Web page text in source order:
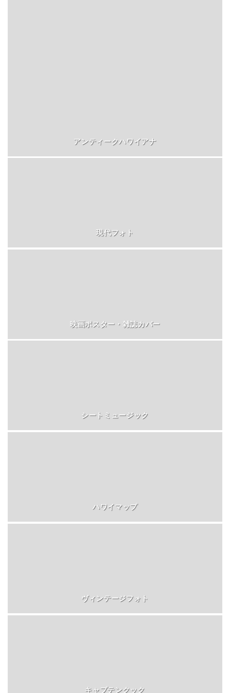
アンティークハワイアナ
現代フォト
映画ポスター・雑誌カバー
シートミュージック
ハワイマップ
ヴィンテージフォト
キャプテンクック